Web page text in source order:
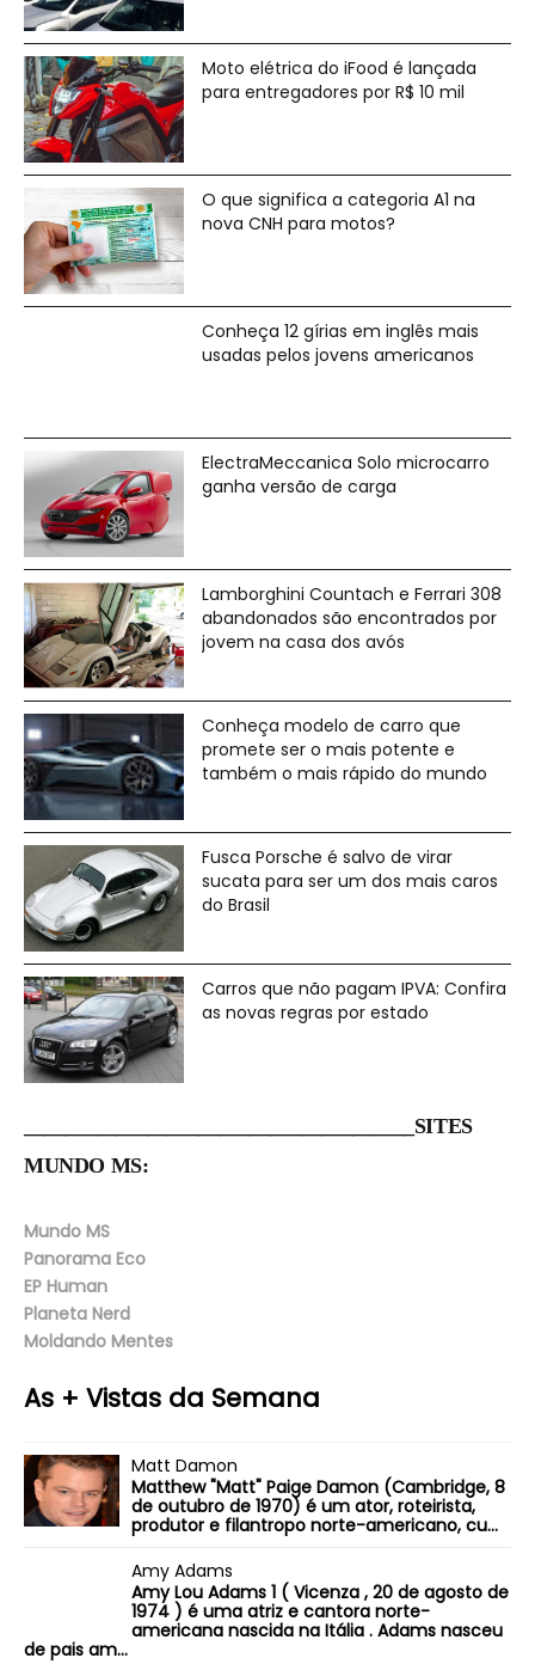
Moto elétrica do iFood é lançada
para entregadores por R$ 10 mil
O que significa a categoria A1 na
nova CNH para motos?
Conheça 12 gírias em inglês mais
usadas pelos jovens americanos
ElectraMeccanica Solo microcarro
ganha versão de carga
Lamborghini Countach e Ferrari 308
abandonados são encontrados por
jovem na casa dos avós
Conheça modelo de carro que
promete ser o mais potente e
também o mais rápido do mundo
Fusca Porsche é salvo de virar
sucata para ser um dos mais caros
do Brasil
Carros que não pagam IPVA: Confira
as novas regras por estado
______________________________________SITES
MUNDO MS:
Mundo MS
Panorama Eco
EP Human
Planeta Nerd
Moldando Mentes
As + Vistas da Semana
Matt Damon
Matthew "Matt" Paige Damon (Cambridge, 8
de outubro de 1970) é um ator, roteirista,
produtor e filantropo norte-americano, cu...
Amy Adams
Amy Lou Adams 1 ( Vicenza , 20 de agosto de
1974 ) é uma atriz e cantora norte-
americana nascida na Itália . Adams nasceu
de pais am...